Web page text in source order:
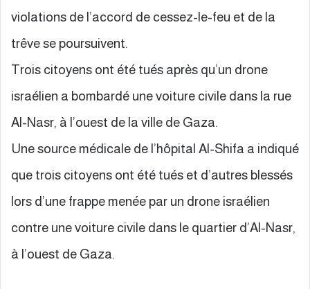
violations de l’accord de cessez-le-feu et de la
trêve se poursuivent.
Trois citoyens ont été tués après qu’un drone
israélien a bombardé une voiture civile dans la rue
Al-Nasr, à l’ouest de la ville de Gaza.
Une source médicale de l’hôpital Al-Shifa a indiqué
que trois citoyens ont été tués et d’autres blessés
lors d’une frappe menée par un drone israélien
contre une voiture civile dans le quartier d’Al-Nasr,
à l’ouest de Gaza.